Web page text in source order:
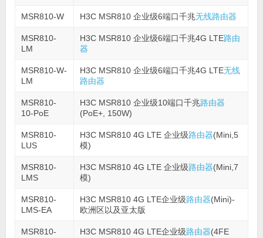
MSR810-W H3C MSR810 企业级6端口千兆无线路由器
MSR810-
LM
H3C MSR810 企业级6端口千兆4G LTE路由
器
MSR810-W-
LM
H3C MSR810 企业级6端口千兆4G LTE无线
路由器
MSR810-
10-PoE
H3C MSR810 企业级10端口千兆路由器
(PoE+, 150W)
MSR810-
LUS
H3C MSR810 4G LTE 企业级路由器(Mini,5
模)
MSR810-
LMS
H3C MSR810 4G LTE 企业级路由器(Mini,7
模)
MSR810-
LMS-EA
H3C MSR810 4G LTE企业级路由器(Mini)-
欧洲区以及亚太版
MSR810-
H3C MSR810 4G LTE企业级路由器(4FE